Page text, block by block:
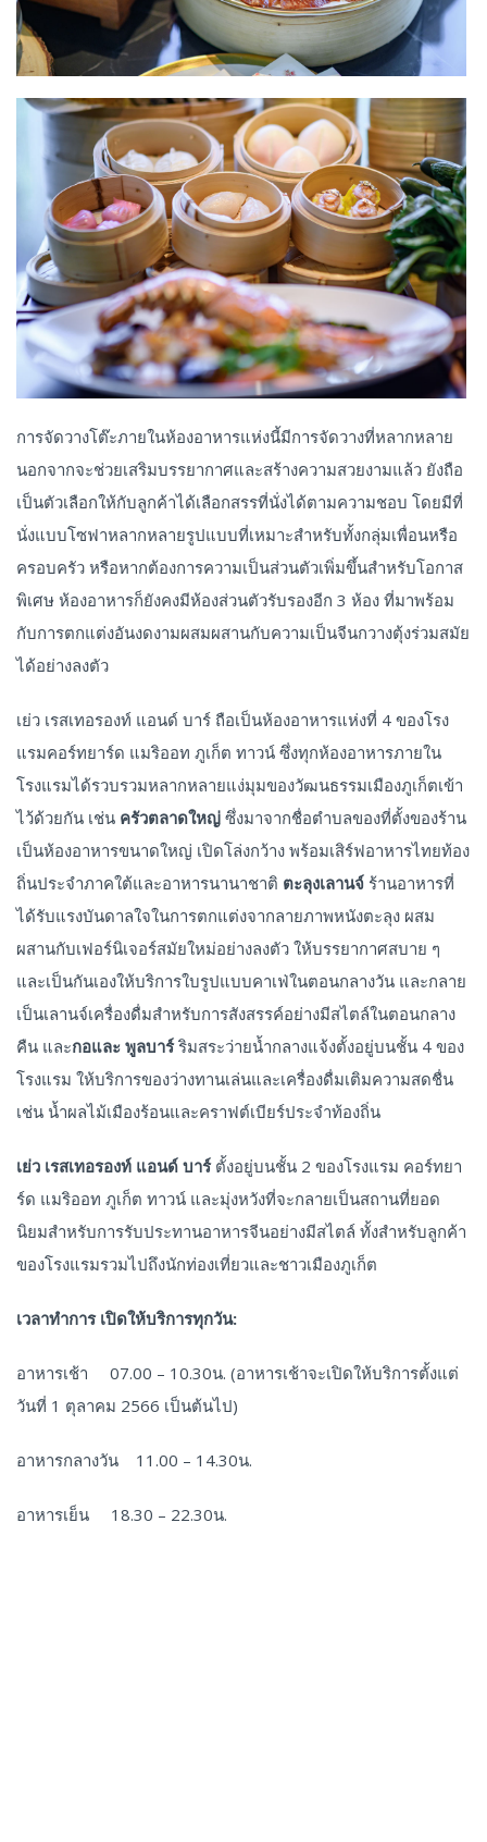
การจัดวางโต๊ะภายในห้องอาหารแห่งนี้มีการจัดวางที่หลากหลาย
นอกจากจะช่วยเสริมบรรยากาศและสร้างความสวยงามแล้ว ยังถือ
เป็นตัวเลือกให้กับลูกค้าได้เลือกสรรที่นั่งได้ตามความชอบ โดยมีที่
นั่งแบบโซฟาหลากหลายรูปแบบที่เหมาะสำหรับทั้งกลุ่มเพื่อนหรือ
ครอบครัว หรือหากต้องการความเป็นส่วนตัวเพิ่มขึ้นสำหรับโอกาส
พิเศษ ห้องอาหารก็ยังคงมีห้องส่วนตัวรับรองอีก 3 ห้อง ที่มาพร้อม
กับการตกแต่งอันงดงามผสมผสานกับความเป็นจีนกวางตุ้งร่วมสมัย
ได้อย่างลงตัว
เย่ว เรสเทอรองท์ แอนด์ บาร์ ถือเป็นห้องอาหารแห่งที่ 4 ของโรง
แรมคอร์ทยาร์ด แมริออท ภูเก็ต ทาวน์ ซึ่งทุกห้องอาหารภายใน
โรงแรมได้รวบรวมหลากหลายแง่มุมของวัฒนธรรมเมืองภูเก็ตเข้า
ไว้ด้วยกัน เช่น ครัวตลาดใหญ่ ซึ่งมาจากชื่อตำบลของที่ตั้งของร้าน
เป็นห้องอาหารขนาดใหญ่ เปิดโล่งกว้าง พร้อมเสิร์ฟอาหารไทยท้อง
ถิ่นประจำภาคใต้และอาหารนานาชาติ ตะลุงเลานจ์ ร้านอาหารที่
ได้รับแรงบันดาลใจในการตกแต่งจากลายภาพหนังตะลุง ผสม
ผสานกับเฟอร์นิเจอร์สมัยใหม่อย่างลงตัว ให้บรรยากาศสบาย ๆ
และเป็นกันเองให้บริการใบรูปแบบคาเฟ่ในตอนกลางวัน และกลาย
เป็นเลานจ์เครื่องดื่มสำหรับการสังสรรค์อย่างมีสไตล์ในตอนกลาง
คืน และกอและ พูลบาร์ริมสระว่ายน้ำกลางแจ้งตั้งอยู่บนชั้น 4 ของ
โรงแรม ให้บริการของว่างทานเล่นและเครื่องดื่มเติมความสดชื่น
เช่น น้ำผลไม้เมืองร้อนและคราฟต์เบียร์ประจำท้องถิ่น
เย่ว เรสเทอรองท์ แอนด์ บาร์ตั้งอยู่บนชั้น 2 ของโรงแรม คอร์ทยา
ร์ด แมริออท ภูเก็ต ทาวน์ และมุ่งหวังที่จะกลายเป็นสถานที่ยอด
นิยมสำหรับการรับประทานอาหารจีนอย่างมีสไตล์ ทั้งสำหรับลูกค้า
ของโรงแรมรวมไปถึงนักท่องเที่ยวและชาวเมืองภูเก็ต
เวลาทำการ เปิดให้บริการทุกวัน:
อาหารเช้า 07.00 – 10.30น. (อาหารเช้าจะเปิดให้บริการตั้งแต่
วันที่ 1 ตุลาคม 2566 เป็นต้นไป)
อาหารกลางวัน 11.00 – 14.30น.
อาหารเย็น 18.30 – 22.30น.